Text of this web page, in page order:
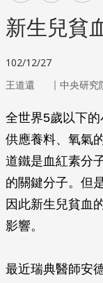
新生兒貧
102/12/27
王道還 ｜ 中央研究
全世界5歲以下
供應養料、氧氣
道鐵是血紅素分
的關鍵分子。但
因此新生兒貧血
影響。
最近瑞典醫師安